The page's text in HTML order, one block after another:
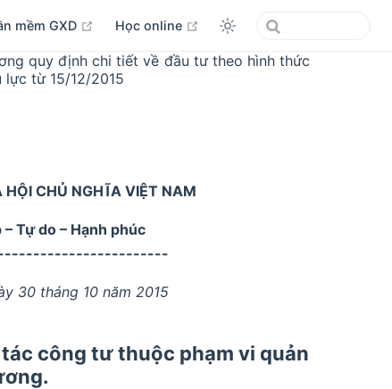
mềm GXD open in new window
Học online open in new window
quy định chi tiết về đầu tư theo hình thức
từ 15/12/2015
HỘI CHỦ NGHĨA VIỆT NAM
Tự do – Hạnh phúc
30 tháng 10 năm 2015
công tư thuộc phạm vi quản